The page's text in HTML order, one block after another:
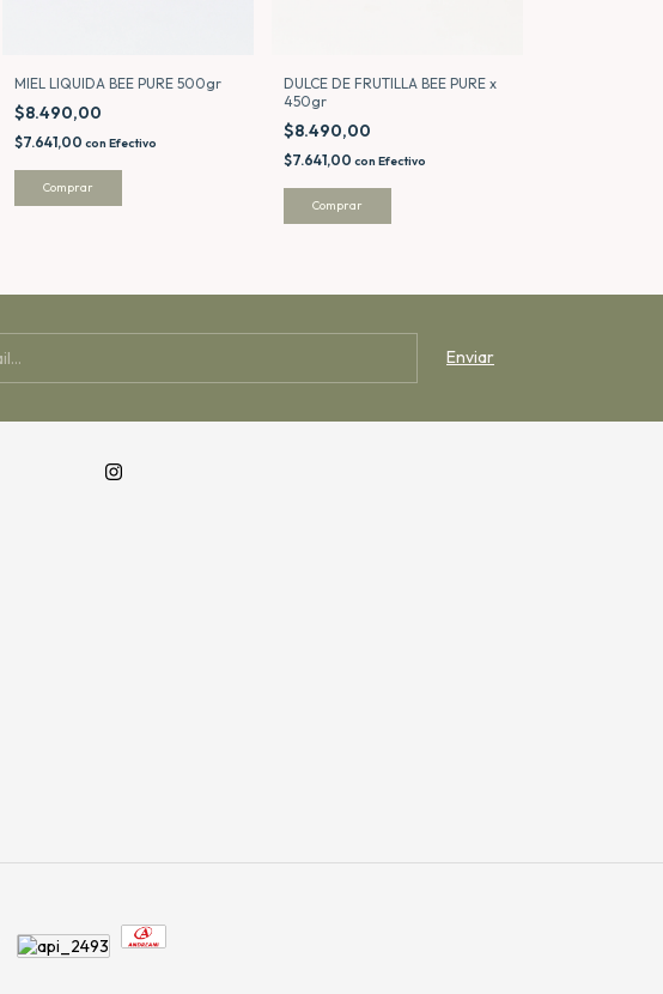
MIEL LIQUIDA BEE PURE 500gr
$8.490,00
$7.641,00 con Efectivo
DULCE DE FRUTILLA BEE PURE x
450gr
$8.490,00
$7.641,00 con Efectivo